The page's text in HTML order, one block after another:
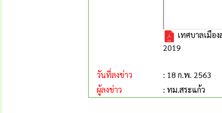
เทศบาลเมือ
2019
วันที่ลงข่าว
: 18 ก.พ. 2563
ผู้ลงข่าว
: ทม.สระแก้ว